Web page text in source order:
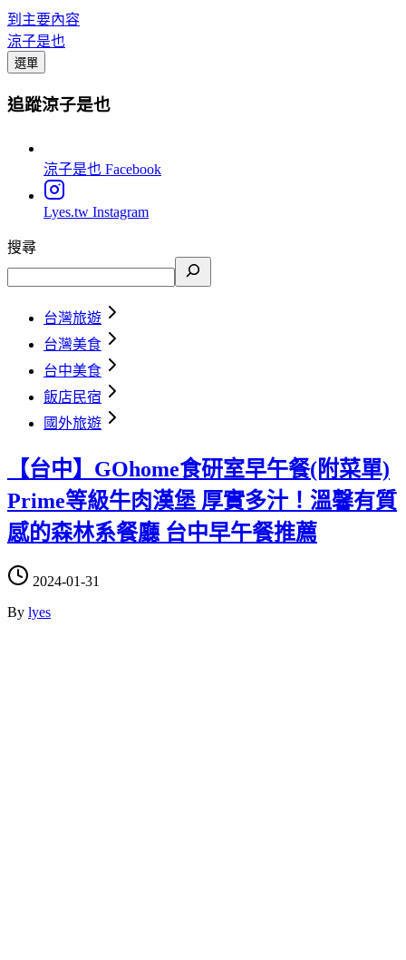
到主要內容
涼子是也
選單
追蹤涼子是也
涼子是也 Facebook
Lyes.tw Instagram
搜尋
台灣旅遊
台灣美食
台中美食
飯店民宿
國外旅遊
【台中】GOhome食研室早午餐(附菜單)
Prime等級牛肉漢堡 厚實多汁！溫馨有質
感的森林系餐廳 台中早午餐推薦
2024-01-31
By lyes